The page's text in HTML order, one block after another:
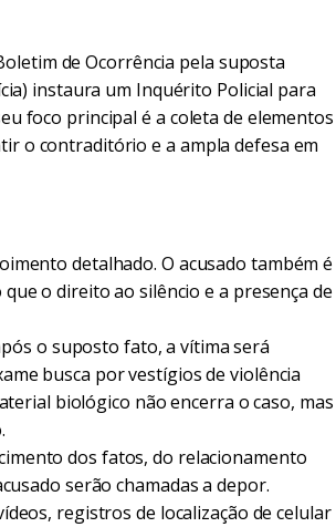
de Ocorrência pela suposta
instaura um Inquérito Policial para
foco principal é a coleta de elementos
o contraditório e a ampla defesa em
detalhado. O acusado também é
o direito ao silêncio e a presença de
o suposto fato, a vítima será
busca por vestígios de violência
biológico não encerra o caso, mas
dos fatos, do relacionamento
serão chamadas a depor.
registros de localização de celular